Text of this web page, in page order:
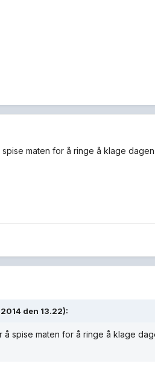
maten for å ringe å klage
den 13.22):
å spise maten for å ringe å klage